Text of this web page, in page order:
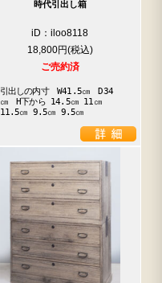
時代引出し箱
iD：iloo8118
18,800円
ご売約済
引出しの内寸　W41.5㎝　D34
㎝　H下から 14.5㎝ 11㎝
11.5㎝ 9.5㎝ 9.5㎝